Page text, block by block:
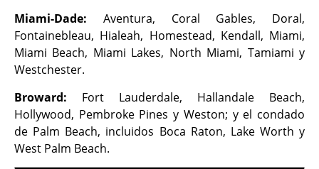
Miami-Dade: Aventura, Coral Gables, Doral,
Fontainebleau, Hialeah, Homestead, Kendall, Miami,
Miami Beach, Miami Lakes, North Miami, Tamiami y
Westchester.
Broward: Fort Lauderdale, Hallandale Beach,
Hollywood, Pembroke Pines y Weston; y el condado
de Palm Beach, incluidos Boca Raton, Lake Worth y
West Palm Beach.